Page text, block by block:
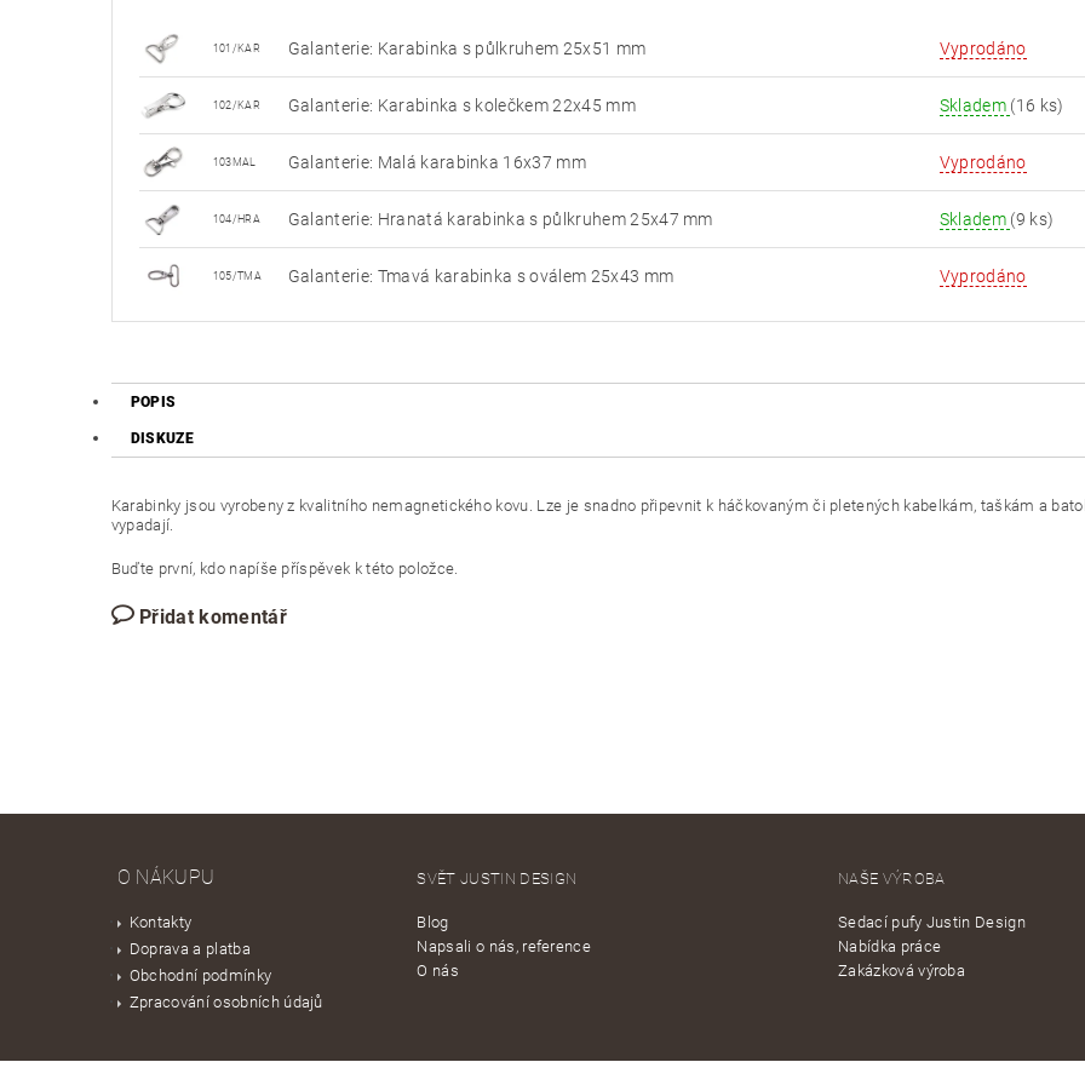
101/KAR Galanterie: Karabinka s půlkruhem 25x51 mm Vyprodáno
102/KAR Galanterie: Karabinka s kolečkem 22x45 mm Skladem (16 ks)
103MAL Galanterie: Malá karabinka 16x37 mm Vyprodáno
104/HRA Galanterie: Hranatá karabinka s půlkruhem 25x47 mm Skladem (9 ks)
105/TMA Galanterie: Tmavá karabinka s oválem 25x43 mm Vyprodáno
POPIS
DISKUZE
Karabinky jsou vyrobeny z kvalitního nemagnetického kovu. Lze je snadno připevnit k háčkovaným či pletených kabelkám, taškám a
vypadají.
Buďte první, kdo napíše příspěvek k této položce.
Přidat komentář
O NÁKUPU
Kontakty
Doprava a platba
Obchodní podmínky
Zpracování osobních údajů
SVĚT JUSTIN DESIGN
Blog
Napsali o nás, reference
O nás
NAŠE VÝROBA
Sedací pufy Justin Design
Nabídka práce
Zakázková výroba